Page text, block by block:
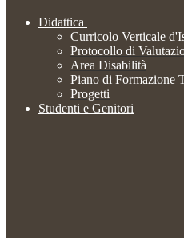
Didattica
Curricolo Verticale
Protocollo di
Area Disabilità
Piano di Formazione
Progetti
Studenti e Genitori